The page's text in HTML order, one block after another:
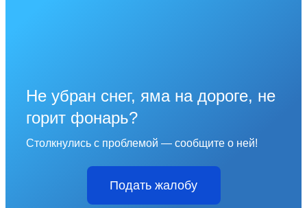
Не убран снег, яма на дороге, не
горит фонарь?
Столкнулись с проблемой — сообщите о ней!
Подать жалобу